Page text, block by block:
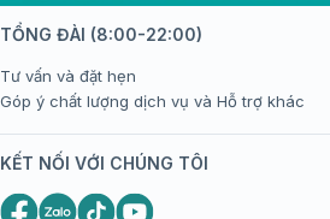
TỔNG ĐÀI (8:00-22:00)
Tư vấn và đặt hẹn
Góp ý chất lượng dịch vụ và Hỗ trợ khác
KẾT NỐI VỚI CHÚNG TÔI